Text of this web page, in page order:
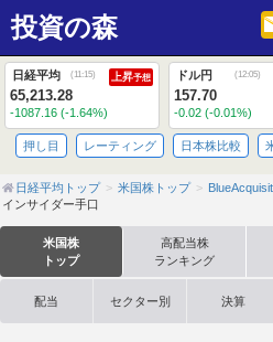
投資の森
日経平均 (11:15) 上昇予想
65,213.28
-1087.16 (-1.64%)
ドル円 (12:05)
157.70
-0.02 (-0.01%)
押し目 レーティング 日本株比較
日経平均トップ 米国株トップ
インサイダー手口
米国株
トップ
高配当株
ランキング
配当 セクター別 決算